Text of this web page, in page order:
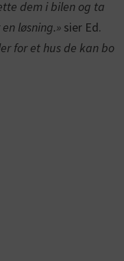
dem i bilen og ta
løsning.»sier Ed.
for et hus de kan bo